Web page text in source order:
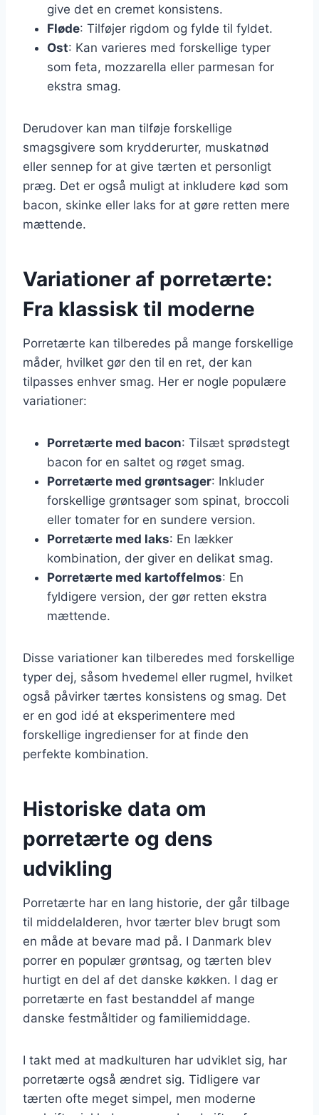
give det en cremet konsistens.
Fløde: Tilføjer rigdom og fylde til fyldet.
Ost: Kan varieres med forskellige typer
som feta, mozzarella eller parmesan for
ekstra smag.
Derudover kan man tilføje forskellige
smagsgivere som krydderurter, muskatnød
eller sennep for at give tærten et personligt
præg. Det er også muligt at inkludere kød som
bacon, skinke eller laks for at gøre retten mere
mættende.
Variationer af porretærte:
Fra klassisk til moderne
Porretærte kan tilberedes på mange forskellige
måder, hvilket gør den til en ret, der kan
tilpasses enhver smag. Her er nogle populære
variationer:
Porretærte med bacon: Tilsæt sprødstegt
bacon for en saltet og røget smag.
Porretærte med grøntsager: Inkluder
forskellige grøntsager som spinat, broccoli
eller tomater for en sundere version.
Porretærte med laks: En lækker
kombination, der giver en delikat smag.
Porretærte med kartoffelmos: En
fyldigere version, der gør retten ekstra
mættende.
Disse variationer kan tilberedes med forskellige
typer dej, såsom hvedemel eller rugmel, hvilket
også påvirker tærtes konsistens og smag. Det
er en god idé at eksperimentere med
forskellige ingredienser for at finde den
perfekte kombination.
Historiske data om
porretærte og dens
udvikling
Porretærte har en lang historie, der går tilbage
til middelalderen, hvor tærter blev brugt som
en måde at bevare mad på. I Danmark blev
porrer en populær grøntsag, og tærten blev
hurtigt en del af det danske køkken. I dag er
porretærte en fast bestanddel af mange
danske festmåltider og familiemiddage.
I takt med at madkulturen har udviklet sig, har
porretærte også ændret sig. Tidligere var
tærten ofte meget simpel, men moderne